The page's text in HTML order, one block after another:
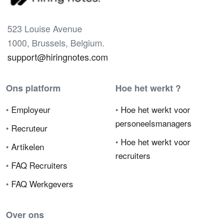
523 Louise Avenue
1000, Brussels, Belgium.
support@hiringnotes.com
Ons platform
• Employeur
• Recruteur
• Artikelen
• FAQ Recruiters
• FAQ Werkgevers
Hoe het werkt ?
• Hoe het werkt voor
personeelsmanagers
• Hoe het werkt voor
recruiters
Over ons